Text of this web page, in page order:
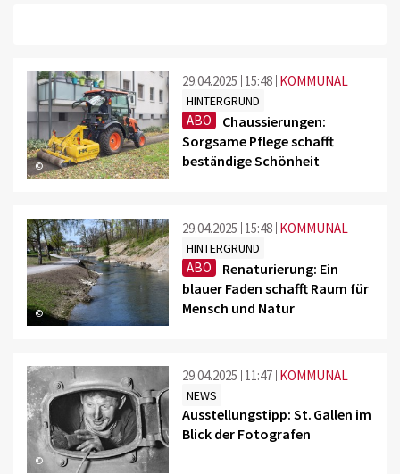
©
29.04.2025 15:48 KOMMUNAL
HINTERGRUND
ABO
Chaussierungen:
Sorgsame Pflege schafft
beständige Schönheit
©
29.04.2025 15:48 KOMMUNAL
HINTERGRUND
ABO
Renaturierung: Ein
blauer Faden schafft Raum für
Mensch und Natur
©
29.04.2025 11:47 KOMMUNAL
NEWS
Ausstellungstipp: St. Gallen im
Blick der Fotografen